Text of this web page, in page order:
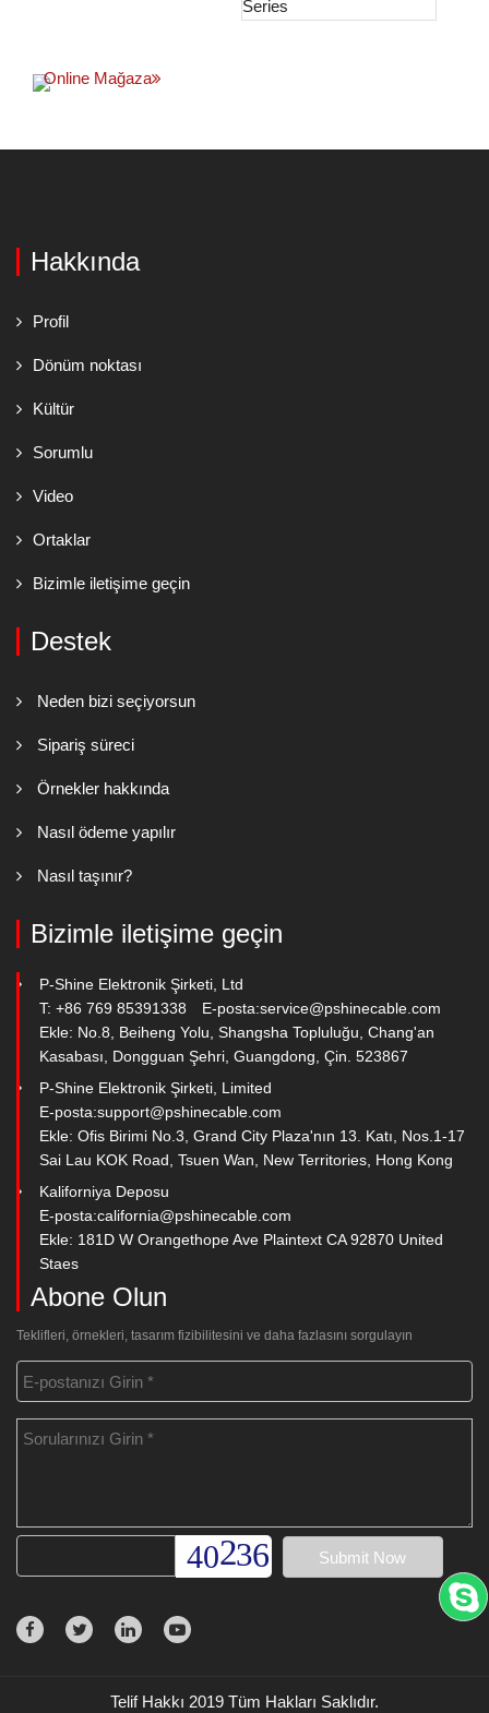
Online Mağaza
Hakkında
Profil
Dönüm noktası
Kültür
Sorumlu
Video
Ortaklar
Bizimle iletişime geçin
Destek
Neden bizi seçiyorsun
Sipariş süreci
Örnekler hakkında
Nasıl ödeme yapılır
Nasıl taşınır?
Bizimle iletişime geçin
P-Shine Elektronik Şirketi, Ltd
T: +86 769 85391338
E-posta:service@pshinecable.com
Ekle: No.8, Beiheng Yolu, Shangsha Topluluğu, Chang'an
Kasabası, Dongguan Şehri, Guangdong, Çin. 523867
P-Shine Elektronik Şirketi, Limited
E-posta:support@pshinecable.com
Ekle: Ofis Birimi No.3, Grand City Plaza'nın 13. Katı, Nos.1-17
Sai Lau KOK Road, Tsuen Wan, New Territories, Hong Kong
Kaliforniya Deposu
E-posta:california@pshinecable.com
Ekle: 181D W Orangethope Ave Plaintext CA 92870 United
Staes
Abone Olun
Teklifleri, örnekleri, tasarım fizibilitesini ve daha fazlasını sorgulayın
Telif Hakkı 2019 Tüm Hakları Saklıdır.